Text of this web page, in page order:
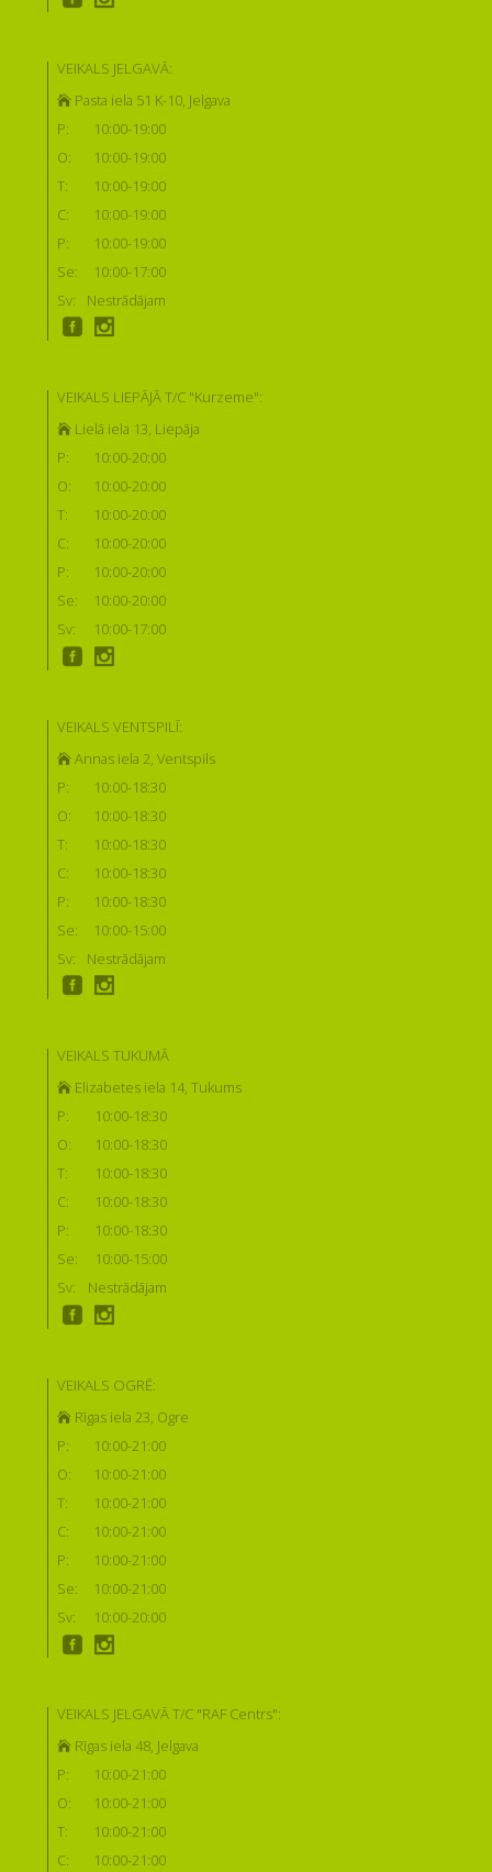
VEIKALS JELGAVĀ:
Pasta iela 51 K-10, Jelgava
P:
10:00-19:00
O:
10:00-19:00
T:
10:00-19:00
C:
10:00-19:00
P:
10:00-19:00
Se:
10:00-17:00
Sv:
Nestrādājam
VEIKALS LIEPĀJĀ T/C "Kurzeme":
Lielā iela 13, Liepāja
P:
10:00-20:00
O:
10:00-20:00
T:
10:00-20:00
C:
10:00-20:00
P:
10:00-20:00
Se:
10:00-20:00
Sv:
10:00-17:00
VEIKALS VENTSPILĪ:
Annas iela 2, Ventspils
P:
10:00-18:30
O:
10:00-18:30
T:
10:00-18:30
C:
10:00-18:30
P:
10:00-18:30
Se:
10:00-15:00
Sv:
Nestrādājam
VEIKALS TUKUMĀ
Elizabetes iela 14, Tukums
P:
10:00-18:30
O:
10:00-18:30
T:
10:00-18:30
C:
10:00-18:30
P:
10:00-18:30
Se:
10:00-15:00
Sv:
Nestrādājam
VEIKALS OGRĒ:
Rīgas iela 23, Ogre
P:
10:00-21:00
O:
10:00-21:00
T:
10:00-21:00
C:
10:00-21:00
P:
10:00-21:00
Se:
10:00-21:00
Sv:
10:00-20:00
VEIKALS JELGAVĀ T/C "RAF Centrs":
Rīgas iela 48, Jelgava
P:
10:00-21:00
O:
10:00-21:00
T:
10:00-21:00
C:
10:00-21:00